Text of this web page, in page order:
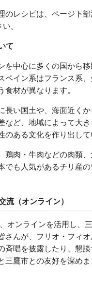
のレシピは、ページ下
。
て
を中心に多くの国から
ペイン系はフランス系
食材が異なります。
長い国土や、海面近く
など、地域によって大
のある文化を作り出して
鶏肉・牛肉などの肉類
でも人気があるチリ産の
流（オンライン）
オンラインを活用し、
さんが、フリオ・フィオ
斉唱を披露したり、懇
三鷹市との友好を深めま